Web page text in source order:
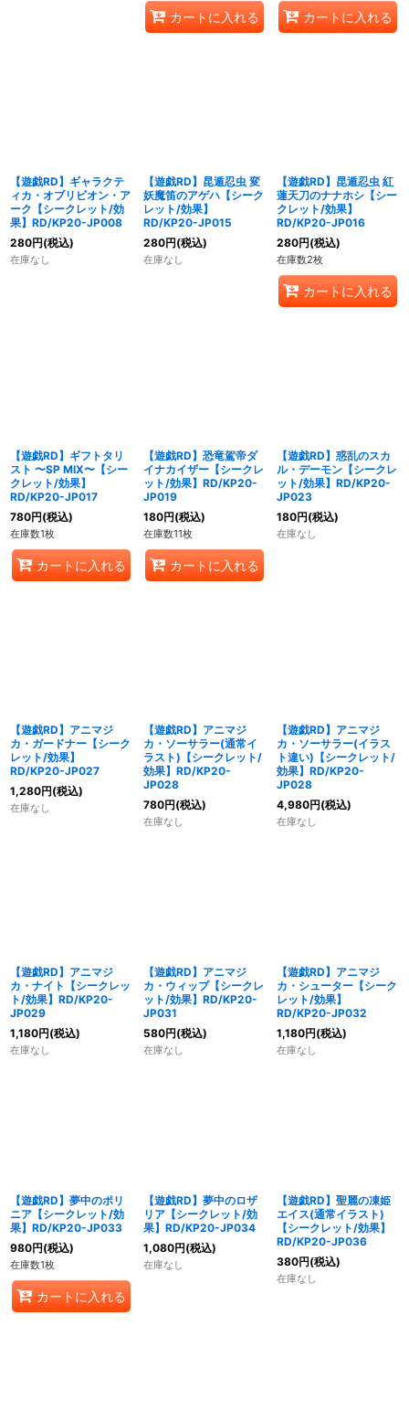
カートに入れる カートに入れる
【遊戯RD】ギャラクテ
ィカ・オブリビオン・ア
ーク【シークレット/効
果】RD/KP20-JP008
280円(税込)
在庫なし
【遊戯RD】昆遁忍虫 変
妖魔笛のアゲハ【シーク
レット/効果】
RD/KP20-JP015
280円(税込)
在庫なし
【遊戯RD】昆遁忍虫 紅
蓮天刀のナナホシ【シー
クレット/効果】
RD/KP20-JP016
280円(税込)
在庫数2枚
カートに入れる
【遊戯RD】ギフトタリ
スト 〜SP MIX〜【シー
クレット/効果】
RD/KP20-JP017
780円(税込)
在庫数1枚
カートに入れる
【遊戯RD】恐竜駕帝ダ
イナカイザー【シークレ
ット/効果】RD/KP20-
JP019
180円(税込)
在庫数11枚
カートに入れる
【遊戯RD】惑乱のスカ
ル・デーモン【シークレ
ット/効果】RD/KP20-
JP023
180円(税込)
在庫なし
【遊戯RD】アニマジ
カ・ガードナー【シーク
レット/効果】
RD/KP20-JP027
1,280円(税込)
在庫なし
【遊戯RD】アニマジ
カ・ソーサラー(通常イ
ラスト)【シークレット/
効果】RD/KP20-
JP028
780円(税込)
在庫なし
【遊戯RD】アニマジ
カ・ソーサラー(イラス
ト違い)【シークレット/
効果】RD/KP20-
JP028
4,980円(税込)
在庫なし
【遊戯RD】アニマジ
カ・ナイト【シークレッ
ト/効果】RD/KP20-
JP029
1,180円(税込)
在庫なし
【遊戯RD】アニマジ
カ・ウィップ【シークレ
ット/効果】RD/KP20-
JP031
580円(税込)
在庫なし
【遊戯RD】アニマジ
カ・シューター【シーク
レット/効果】
RD/KP20-JP032
1,180円(税込)
在庫なし
【遊戯RD】夢中のポリ
ニア【シークレット/効
果】RD/KP20-JP033
980円(税込)
在庫数1枚
カートに入れる
【遊戯RD】夢中のロザ
リア【シークレット/効
果】RD/KP20-JP034
1,080円(税込)
在庫なし
【遊戯RD】聖麗の凍姫
エイス(通常イラスト)
【シークレット/効果】
RD/KP20-JP036
380円(税込)
在庫なし